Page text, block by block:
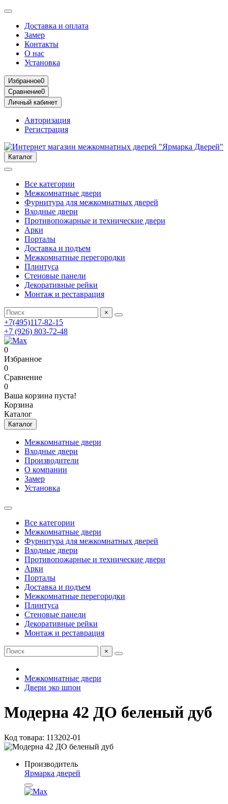
Доставка и оплата
Замер
Контакты
О нас
Установка
Избранное0
Сравнение0
Личный кабинет
Авторизация
Регистрация
Каталог
Все категории
Межкомнатные двери
Фурнитура для межкомнатных дверей
Входные двери
Противопожарные и технические двери
Арки
Порталы
Доставка и подъем
Межкомнатные перегородки
Плинтуса
Стеновые панели
Декоративные рейки
Монтаж и реставрация
×
+7(495)117-82-15
+7 (926) 803-72-48
0
Избранное
0
Сравнение
0
Ваша корзина пуста!
Корзина
Каталог
Каталог
Межкомнатные двери
Входные двери
Производители
О компании
Замер
Установка
Все категории
Межкомнатные двери
Фурнитура для межкомнатных дверей
Входные двери
Противопожарные и технические двери
Арки
Порталы
Доставка и подъем
Межкомнатные перегородки
Плинтуса
Стеновые панели
Декоративные рейки
Монтаж и реставрация
×
Межкомнатные двери
Двери эко шпон
Модерна 42 ДО беленый дуб
Код товара: 113202-01
Производитель
Ярмарка дверей